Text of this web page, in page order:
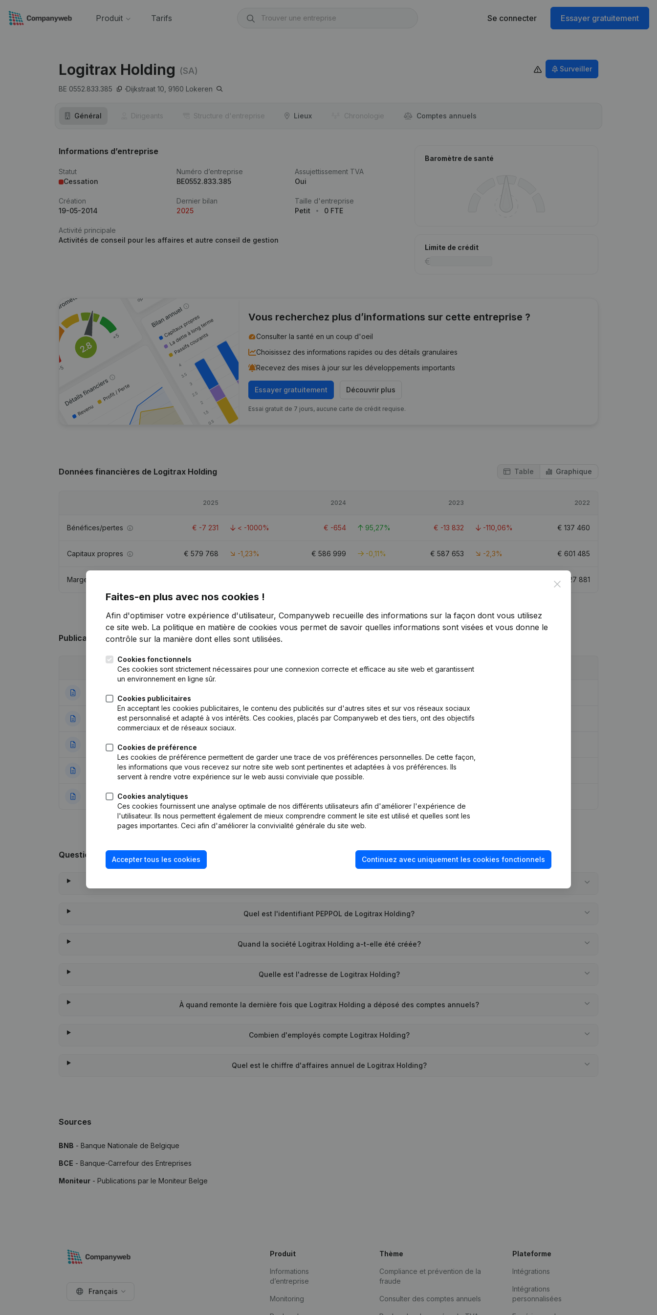
Produit Tarifs Se connecter Essayer gratuitement
Logitrax Holding (SA)
BE 0552.833.385 Dijkstraat 10, 9160 Lokeren
Surveiller
Général Dirigeants Structure d'entreprise Lieux Chronologie Comptes annuels
Informations d’entreprise
Statut
Cessation
Numéro d’entreprise
BE0552.833.385
Assujettissement TVA
Oui
Création
19-05-2014
Dernier bilan
2025
Taille d'entreprise
Petit
0 FTE
Activité principale
Activités de conseil pour les affaires et autre conseil de gestion
Baromètre de santé
Limite de crédit
Vous recherchez plus d’informations sur cette entreprise ?
Consulter la santé en un coup d'oeil
Choisissez des informations rapides ou des détails granulaires
Recevez des mises à jour sur les développements importants
Essayer gratuitement Découvrir plus
Essai gratuit de 7 jours, aucune carte de crédit requise.
Données financières de Logitrax Holding Table Graphique
2025 2024 2023 2022
Bénéfices/pertes € -7 231 < -1000% € -654 95,27% € -13 832 -110,06% € 137 460
Capitaux propres € 579 768 -1,23% € 586 999 -0,11% € 587 653 -2,3% € 601 485
Marge brute € 127 881
Publicationsde Logitrax Holding
Publication
05-11-2020 Demissions - Nominations(NL)
26-08-2020 Demissions - Nominations
10-10-2017 Demissions - Nominations(NL)
28-02-2017 Demissions - Nominations
Questions fréquemment posées
Quel est l'identifiant PEPPOL de Logitrax Holding?
Quand la société Logitrax Holding a-t-elle été créée?
Quelle est l'adresse de Logitrax Holding?
À quand remonte la dernière fois que Logitrax Holding a déposé des comptes annuels?
Combien d'employés compte Logitrax Holding?
Quel est le chiffre d'affaires annuel de Logitrax Holding?
Sources
BNB - Banque Nationale de Belgique
BCE - Banque-Carrefour des Entreprises
Moniteur - Publications par le Moniteur Belge
Close
Faites-en plus avec nos cookies !
Afin d'optimiser votre expérience d'utilisateur, Companyweb recueille des informations sur la façon dont vous utilisez
ce site web. La politique en matière de cookies vous permet de savoir quelles informations sont visées et vous donne le
contrôle sur la manière dont elles sont utilisées.
Cookies fonctionnels
Ces cookies sont strictement nécessaires pour une connexion correcte et efficace au site web et garantissent
un environnement en ligne sûr.
Cookies publicitaires
En acceptant les cookies publicitaires, le contenu des publicités sur d'autres sites et sur vos réseaux sociaux
est personnalisé et adapté à vos intérêts. Ces cookies, placés par Companyweb et des tiers, ont des objectifs
commerciaux et de réseaux sociaux.
Cookies de préférence
Les cookies de préférence permettent de garder une trace de vos préférences personnelles. De cette façon,
les informations que vous recevez sur notre site web sont pertinentes et adaptées à vos préférences. Ils
servent à rendre votre expérience sur le web aussi conviviale que possible.
Cookies analytiques
Ces cookies fournissent une analyse optimale de nos différents utilisateurs afin d'améliorer l'expérience de
l'utilisateur. Ils nous permettent également de mieux comprendre comment le site est utilisé et quelles sont les
pages importantes. Ceci afin d'améliorer la convivialité générale du site web.
Accepter tous les cookies Continuez avec uniquement les cookies fonctionnels
Français
Produit
Informations
d’entreprise
Monitoring
Thème
Compliance et prévention de la
fraude
Consulter des comptes annuels
Plateforme
Intégrations
Intégrations
personnalisées